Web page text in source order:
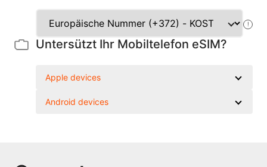
!
Untersützt Ihr Mobiltelefon eSIM?
Apple devices
Android devices